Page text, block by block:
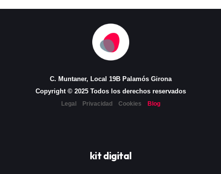
C. Muntaner, Local 19B Palamós Girona
Copyright © 2025 Todos los derechos reservados
Legal Privacidad Cookies Blog
kit digital